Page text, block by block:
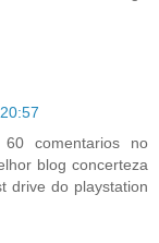
comentarios no
blog concerteza
drive do playstation